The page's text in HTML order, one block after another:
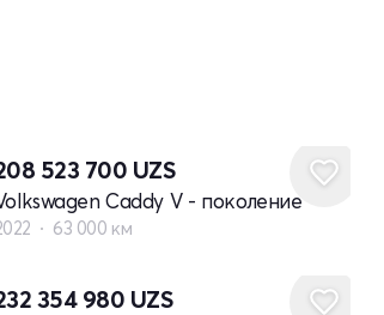
523 700 UZS
Caddy V - поколение
63 000 км
354 980 UZS